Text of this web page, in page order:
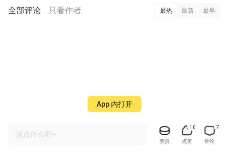
全部评论 只看作者 最热 最新 最早
说点什么吧~
赞赏
10
点赞
7
评论
App 内打开